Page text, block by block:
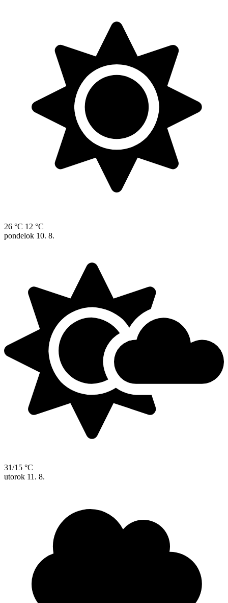
26 °C 12 °C
pondelok 10. 8.
31/15 °C
utorok 11. 8.